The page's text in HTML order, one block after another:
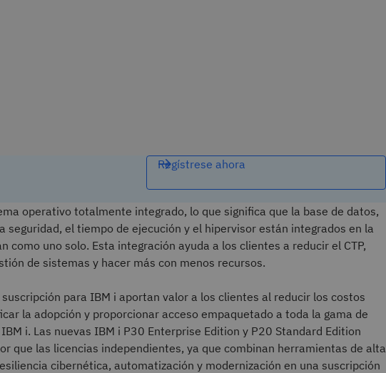
Regístrese ahora
operativo totalmente integrado, lo que significa que la base de datos,
seguridad, el tiempo de ejecución y el hipervisor están integrados en la
como uno solo. Esta integración ayuda a los clientes a reducir el CTP,
de sistemas y hacer más con menos recursos.
para IBM i aportan valor a los clientes al reducir los costos
la adopción y proporcionar acceso empaquetado a toda la gama de
i. Las nuevas IBM i P30 Enterprise Edition y P20 Standard Edition
que las licencias independientes, ya que combinan herramientas de alta
cibernética, automatización y modernización en una suscripción